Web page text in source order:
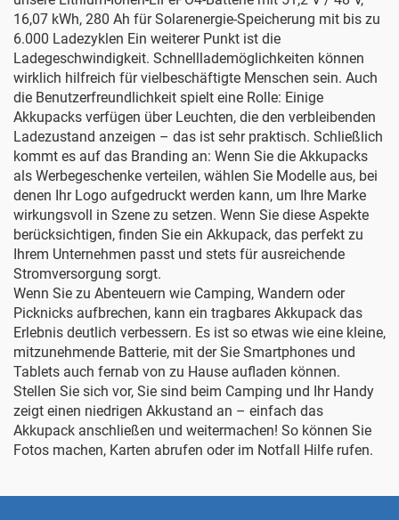
16,07 kWh, 280 Ah für Solarenergie-Speicherung mit bis zu
6.000 Ladezyklen Ein weiterer Punkt ist die
Ladegeschwindigkeit. Schnelllademöglichkeiten können
wirklich hilfreich für vielbeschäftigte Menschen sein. Auch
die Benutzerfreundlichkeit spielt eine Rolle: Einige
Akkupacks verfügen über Leuchten, die den verbleibenden
Ladezustand anzeigen – das ist sehr praktisch. Schließlich
kommt es auf das Branding an: Wenn Sie die Akkupacks
als Werbegeschenke verteilen, wählen Sie Modelle aus, bei
denen Ihr Logo aufgedruckt werden kann, um Ihre Marke
wirkungsvoll in Szene zu setzen. Wenn Sie diese Aspekte
berücksichtigen, finden Sie ein Akkupack, das perfekt zu
Ihrem Unternehmen passt und stets für ausreichende
Stromversorgung sorgt.
Wenn Sie zu Abenteuern wie Camping, Wandern oder
Picknicks aufbrechen, kann ein tragbares Akkupack das
Erlebnis deutlich verbessern. Es ist so etwas wie eine kleine,
mitzunehmende Batterie, mit der Sie Smartphones und
Tablets auch fernab von zu Hause aufladen können.
Stellen Sie sich vor, Sie sind beim Camping und Ihr Handy
zeigt einen niedrigen Akkustand an – einfach das
Akkupack anschließen und weitermachen! So können Sie
Fotos machen, Karten abrufen oder im Notfall Hilfe rufen.